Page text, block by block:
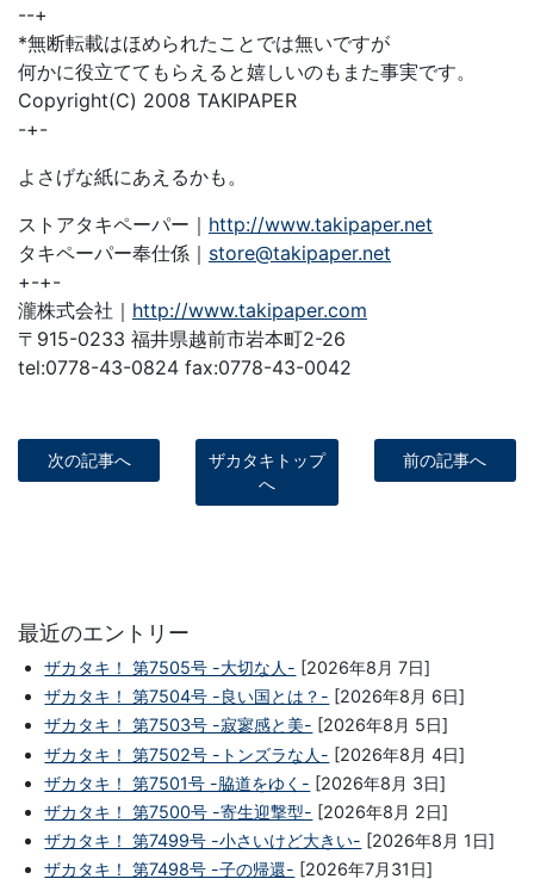
--+
*無断転載はほめられたことでは無いですが
何かに役立ててもらえると嬉しいのもまた事実です。
Copyright(C) 2008 TAKIPAPER
-+-
よさげな紙にあえるかも。
ストアタキペーパー｜ http://www.takipaper.net
タキペーパー奉仕係｜ store@takipaper.net
+-+-
瀧株式会社｜ http://www.takipaper.com
〒915-0233 福井県越前市岩本町2-26
tel:0778-43-0824 fax:0778-43-0042
次の記事へ
ザカタキトップ
へ
前の記事へ
最近のエントリー
ザカタキ！ 第7505号 -大切な人- [2026年8月 7日]
ザカタキ！ 第7504号 -良い国とは？- [2026年8月 6日]
ザカタキ！ 第7503号 -寂寥感と美- [2026年8月 5日]
ザカタキ！ 第7502号 -トンズラな人- [2026年8月 4日]
ザカタキ！ 第7501号 -脇道をゆく- [2026年8月 3日]
ザカタキ！ 第7500号 -寄生迎撃型- [2026年8月 2日]
ザカタキ！ 第7499号 -小さいけど大きい- [2026年8月 1日]
ザカタキ！ 第7498号 -子の帰還- [2026年7月31日]